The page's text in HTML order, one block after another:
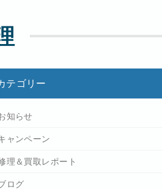
テゴリー
知らせ
ャンペーン
理＆買取レポート
ログ